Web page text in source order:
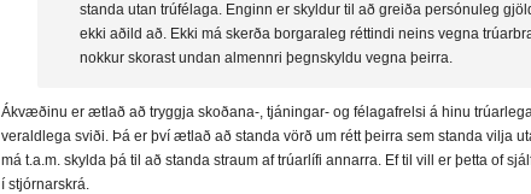
standa utan trúfélaga. Enginn er skyldur til að greiða persónuleg
ekki aðild að. Ekki má skerða borgaraleg réttindi neins vegna
nokkur skorast undan almennri þegnskyldu vegna þeirra.
Ákvæðinu er ætlað að tryggja skoðana-, tjáningar- og félagafrelsi á hinu
veraldlega sviði. Þá er því ætlað að standa vörð um rétt þeirra sem standa vilja
má t.a.m. skylda þá til að standa straum af trúarlífi annarra. Ef til vill er þetta of
í stjórnarskrá.